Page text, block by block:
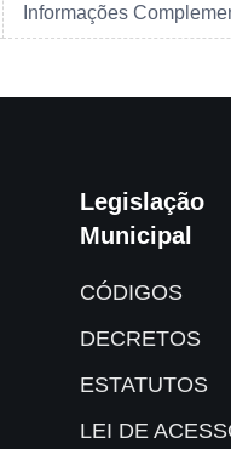
Informações
Legislação
Municipal
CÓDIGOS
DECRETOS
ESTATUTOS
LEI DE